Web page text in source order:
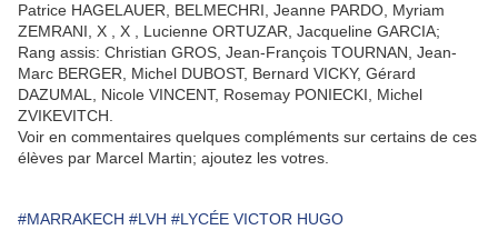
Patrice HAGELAUER, BELMECHRI, Jeanne PARDO, Myriam
ZEMRANI, X , X , Lucienne ORTUZAR, Jacqueline GARCIA;
Rang assis: Christian GROS, Jean-François TOURNAN, Jean-
Marc BERGER, Michel DUBOST, Bernard VICKY, Gérard
DAZUMAL, Nicole VINCENT, Rosemay PONIECKI, Michel
ZVIKEVITCH.
Voir en commentaires quelques compléments sur certains de ces
élèves par Marcel Martin; ajoutez les votres.
#MARRAKECH #LVH #LYCÉE VICTOR HUGO